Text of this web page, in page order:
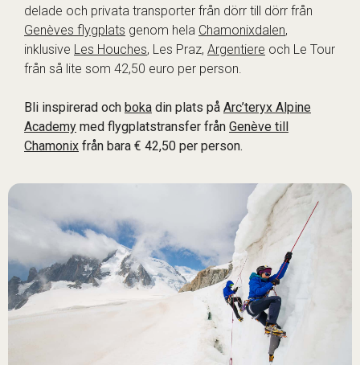
delade och privata transporter från dörr till dörr från
Genèves flygplats genom hela Chamonixdalen,
inklusive Les Houches, Les Praz, Argentiere och Le Tour
från så lite som 42,50 euro per person.
Bli inspirerad och boka din plats på Arc’teryx Alpine
Academy med flygplatstransfer från Genève till
Chamonix från bara € 42,50 per person.